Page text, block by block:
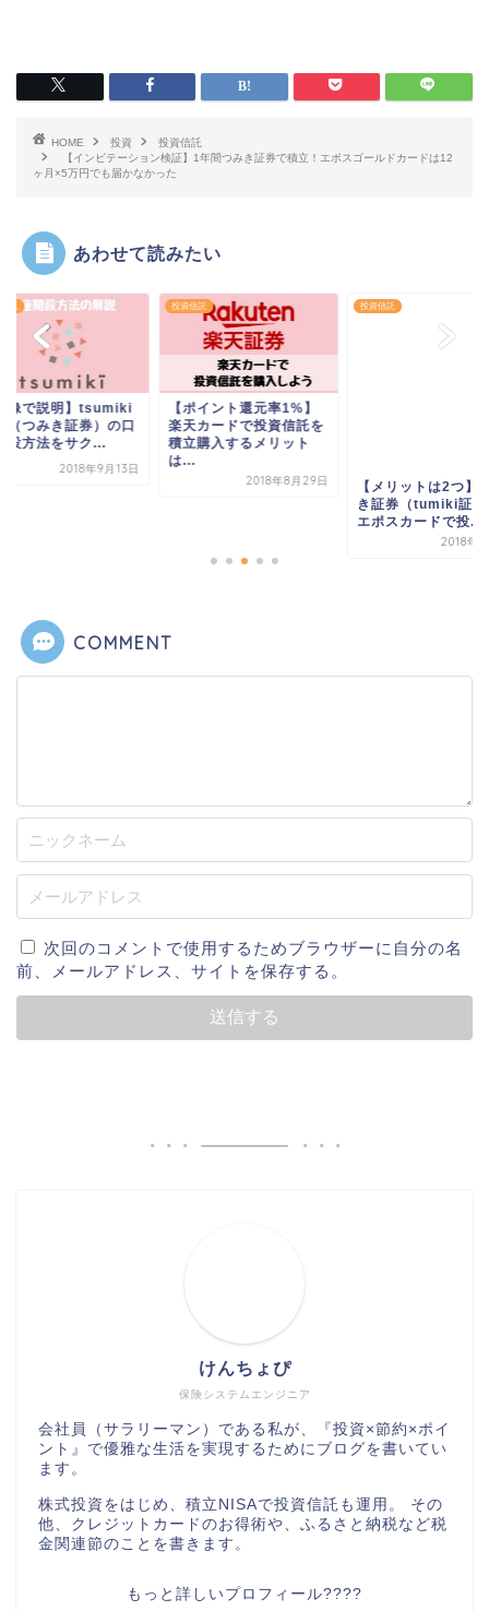
HOME 投資
投資信託
【インビテーション検証】1年間つみき証券で積立！エポスゴールドカードは12
ヶ月×5万円でも届かなかった
あわせて読みたい
像で説明】tsumiki
（つみき証券）の口
設方法をサク...
2018年9月13日
投資信託
【ポイント還元率1%】
楽天カードで投資信託を
積立購入するメリット
は...
2018年8月29日
投資信託
COMMENT
次回のコメントで使用するためブラウザーに自分の名
前、メールアドレス、サイトを保存する。
保険システムエンジニア
けんちょぴ
会社員（サラリーマン）である私が、『投資×節約×ポイ
ント』で優雅な生活を実現するためにブログを書いてい
ます。
株式投資をはじめ、積立NISAで投資信託も運用。 その
他、クレジットカードのお得術や、ふるさと納税など税
金関連節のことを書きます。
もっと詳しいプロフィール????